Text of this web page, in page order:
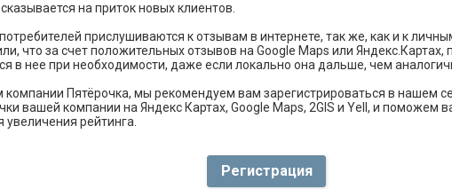
на приток новых клиентов.
прислушиваются к отзывам в интернете, так же, как и к
что за счет положительных отзывов на Google Maps или Яндекс.Картах,
в нее при необходимости, даже если локально она дальше, чем
компании Пятёрочка, мы рекомендуем вам зарегистрироваться в нашем
вашей компании на Яндекс Картах, Google Maps, 2GIS и Yell, и поможем
рейтинга.
Регистрация